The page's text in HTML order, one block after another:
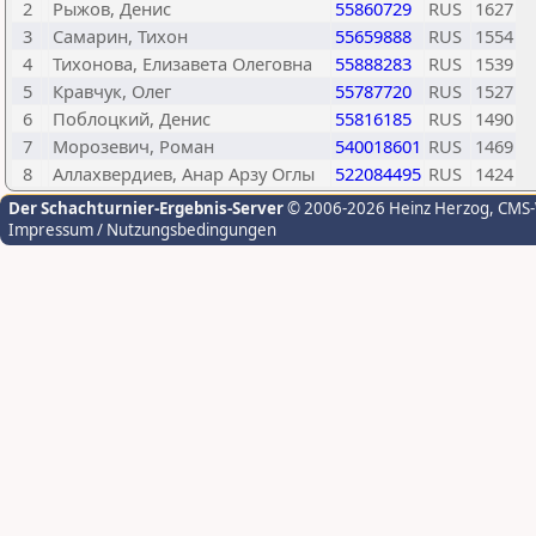
2
Рыжов, Денис 55860729 RUS 1627
3
Самарин, Тихон 55659888 RUS 1554
4
Тихонова, Елизавета Олеговна 55888283 RUS 1539
5
Кравчук, Олег 55787720 RUS 1527
6
Поблоцкий, Денис 55816185 RUS 1490
7
Морозевич, Роман 540018601 RUS 1469
8
Аллахвердиев, Анар Арзу Оглы 522084495 RUS 1424
Der Schachturnier-Ergebnis-Server© 2006-2026 Heinz Herzog,
Impressum / Nutzungsbedingungen